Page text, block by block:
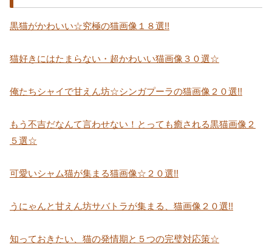
黒猫がかわいい☆究極の猫画像１８選!!
猫好きにはたまらない・超かわいい猫画像３０選☆
俺たちシャイで甘えん坊☆シンガプーラの猫画像２０選!!
もう不吉だなんて言わせない！とっても癒される黒猫画像２
５選☆
可愛いシャム猫が集まる猫画像☆２０選!!
うにゃんと甘えん坊サバトラが集まる、猫画像２０選!!
知っておきたい、猫の発情期と５つの完璧対応策☆